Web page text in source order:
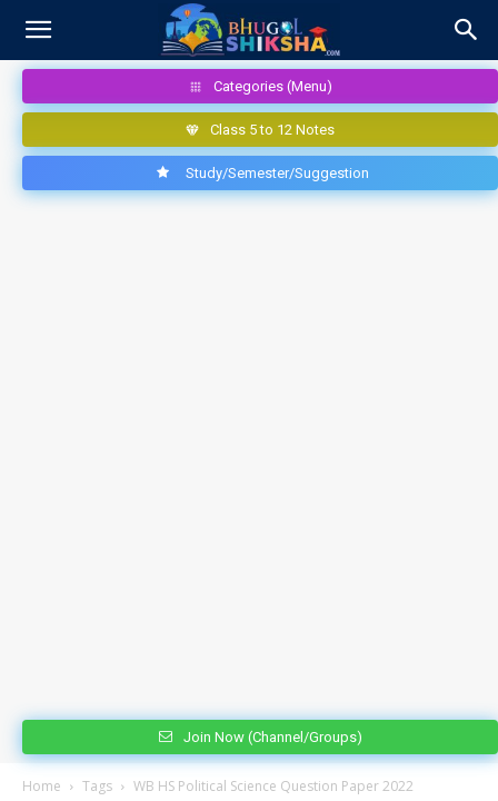
Categories (Menu)
Class 5 to 12 Notes
Study/Semester/Suggestion
Join Now (Channel/Groups)
Home Tags WB HS Political Science Question Paper 2022